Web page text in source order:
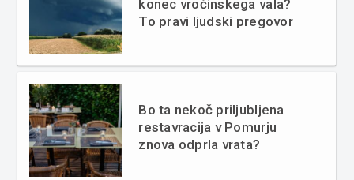
konec vročinskega vala?
To pravi ljudski pregovor
Bo ta nekoč priljubljena
restavracija v Pomurju
znova odprla vrata?